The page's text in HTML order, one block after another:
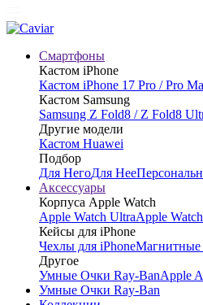
Смартфоны
Кастом iPhone
Кастом iPhone 17 Pro / Pro
Кастом Samsung
Samsung Z Fold8 / Z Fold8
Другие модели
Кастом Huawei
Подбор
Для НегоДля Нее
Аксессуары
Корпуса Apple Watch
Apple Watch UltraApple
Кейсы для iPhone
Чехлы для iPhoneМагнитные
Другое
Умные Очки Ray-BanApple
Умные Очки Ray-Ban